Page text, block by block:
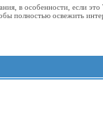
в особенности, если
полностью освежить